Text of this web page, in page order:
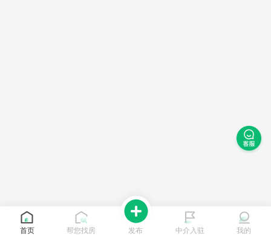
首页 帮您找房 发布 中介入驻 我的